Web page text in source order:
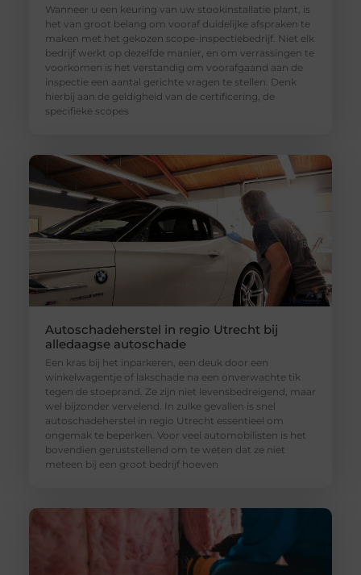
Wanneer u een keuring van uw stookinstallatie plant, is
het van groot belang om vooraf duidelijke afspraken te
maken met het gekozen scope-inspectiebedrijf. Niet elk
bedrijf werkt op dezelfde manier, en om verrassingen te
voorkomen is het verstandig om voorafgaand aan de
inspectie een aantal gerichte vragen te stellen. Denk
hierbij aan de geldigheid van de certificering, de
specifieke scopes
Autoschadeherstel in regio Utrecht bij
alledaagse autoschade
Een kras bij het inparkeren, een deuk door een
winkelwagentje of lakschade na een onverwachte tik
tegen de stoeprand. Ze zijn niet levensbedreigend, maar
wel bijzonder vervelend. In zulke gevallen is snel
autoschadeherstel in regio Utrecht essentieel om
ongemak te beperken. Voor veel automobilisten is het
bovendien geruststellend om te weten dat ze niet
meteen bij een groot bedrijf hoeven